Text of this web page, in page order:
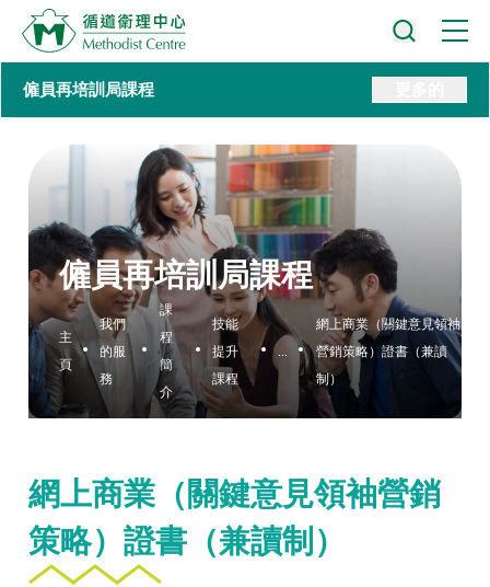
僱員再培訓局課程
主
頁
我們
的服
務
課
程
簡
介
技能
提升
課程
網上商業（關鍵意見領袖
營銷策略）證書（兼讀
制）
僱員再培訓局課程
網上商業（關鍵意見領袖營銷
策略）證書（兼讀制）